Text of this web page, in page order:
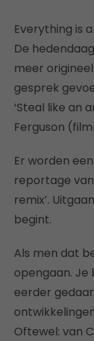
Everything is
De
meer
gesprek
‘Steal like an
Ferguson
Er worden
reportage van
remix’.
begint.
Als men dat
opengaan. Je
eerder
Oftewel: van